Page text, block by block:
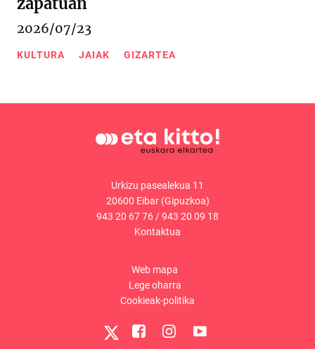
2026/07/23
KULTURA JAIAK GIZARTEA
Urkizu pasealekua 11
20600 Eibar (Gipuzkoa)
943 20 67 76/943 20 09 18
Kontaktua
Web mapa
Lege oharra
Cookieak-politika